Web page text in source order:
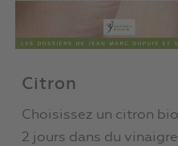
Citron
Choisissez un citron
2 jours dans du